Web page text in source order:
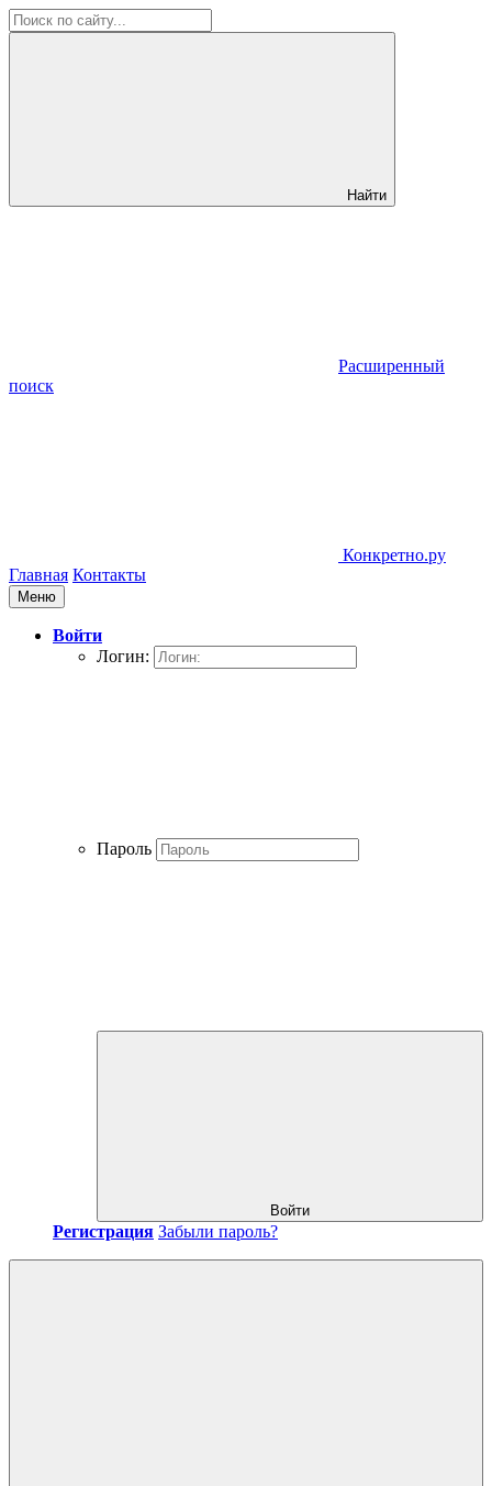
Найти
Расширенный
поиск
Конкретно.ру
Главная Контакты
Меню
Войти
Логин:
Пароль
Войти
Регистрация Забыли пароль?